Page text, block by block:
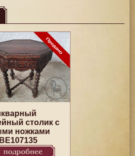
столик с
ножками
подробнее